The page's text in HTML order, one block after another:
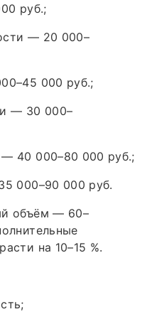
руб.;
— 20 000–
000 руб.;
— 30 000–
40 000–80 000 руб.;
000–90 000 руб.
объём — 60–
на 10–15 %.